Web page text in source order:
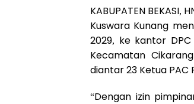
KABUPATEN
Kuswara Kunang
2029, ke kantor
Kecamatan
diantar 23 Ketua PAC
“Dengan izin